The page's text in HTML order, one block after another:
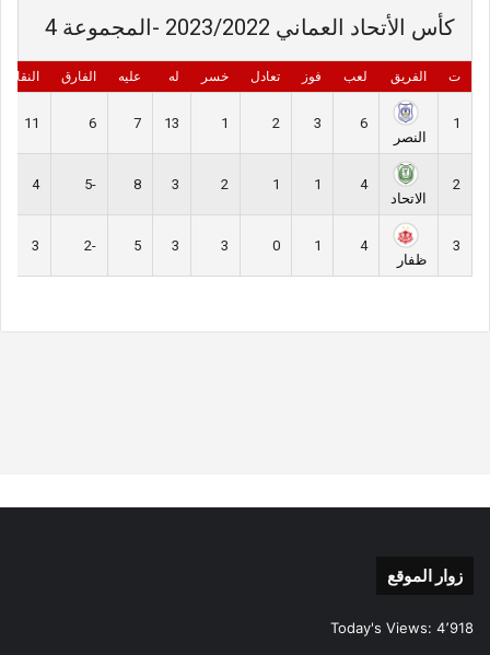
كأس الأتحاد العماني 2023/2022 -المجموعة 4
ت الفريق لعب فوز تعادل خسر له عليه الفارق النقاط
1
النصر
6
3
2
1
13
7
6
11
2
الاتحاد
4
1
1
2
3
8
-5
4
3
ظفار
4
1
0
3
3
5
-2
3
زوار الموقع
Today's Views: 4٬918